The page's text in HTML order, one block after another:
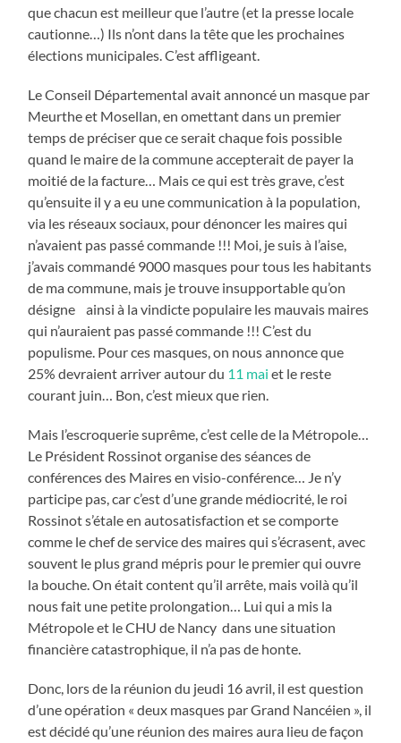
que chacun est meilleur que l’autre (et la presse locale
cautionne…) Ils n’ont dans la tête que les prochaines
élections municipales. C’est affligeant.
Le Conseil Départemental avait annoncé un masque par
Meurthe et Mosellan, en omettant dans un premier
temps de préciser que ce serait chaque fois possible
quand le maire de la commune accepterait de payer la
moitié de la facture… Mais ce qui est très grave, c’est
qu’ensuite il y a eu une communication à la population,
via les réseaux sociaux, pour dénoncer les maires qui
n’avaient pas passé commande !!! Moi, je suis à l’aise,
j’avais commandé 9000 masques pour tous les habitants
de ma commune, mais je trouve insupportable qu’on
désigne ainsi à la vindicte populaire les mauvais maires
qui n’auraient pas passé commande !!! C’est du
populisme. Pour ces masques, on nous annonce que
25% devraient arriver autour du 11 mai et le reste
courant juin… Bon, c’est mieux que rien.
Mais l’escroquerie suprême, c’est celle de la Métropole…
Le Président Rossinot organise des séances de
conférences des Maires en visio-conférence… Je n’y
participe pas, car c’est d’une grande médiocrité, le roi
Rossinot s’étale en autosatisfaction et se comporte
comme le chef de service des maires qui s’écrasent, avec
souvent le plus grand mépris pour le premier qui ouvre
la bouche. On était content qu’il arrête, mais voilà qu’il
nous fait une petite prolongation… Lui qui a mis la
Métropole et le CHU de Nancy dans une situation
financière catastrophique, il n’a pas de honte.
Donc, lors de la réunion du jeudi 16 avril, il est question
d’une opération « deux masques par Grand Nancéien », il
est décidé qu’une réunion des maires aura lieu de façon